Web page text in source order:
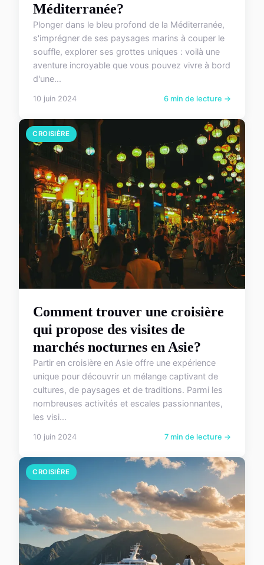
Méditerranée?
Plonger dans le bleu profond de la Méditerranée,
s'imprégner de ses paysages marins à couper le
souffle, explorer ses grottes uniques : voilà une
aventure incroyable que vous pouvez vivre à bord
d'une...
10 juin 2024 6 min de lecture →
CROISIÈRE
Comment trouver une croisière
qui propose des visites de
marchés nocturnes en Asie?
Partir en croisière en Asie offre une expérience
unique pour découvrir un mélange captivant de
cultures, de paysages et de traditions. Parmi les
nombreuses activités et escales passionnantes,
les visi...
10 juin 2024 7 min de lecture →
CROISIÈRE